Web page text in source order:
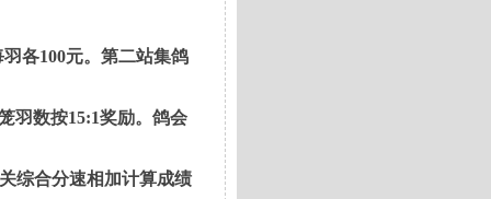
羽各100元。第二站集鸽
羽数按15:1奖励。鸽会
综合分速相加计算成绩